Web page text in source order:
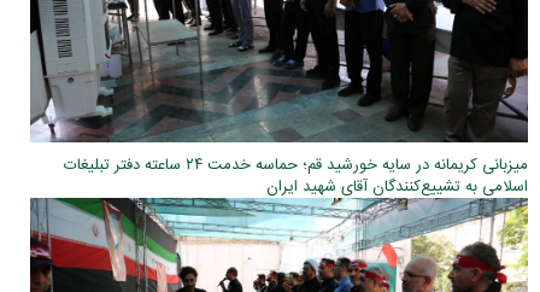
میزبانی کریمانه در سایه خورشید قم؛ حماسه خدمت ۲۴ ساعته دفتر تبلیغات
اسلامی به تشییع‌کنندگان آقای شهید ایران